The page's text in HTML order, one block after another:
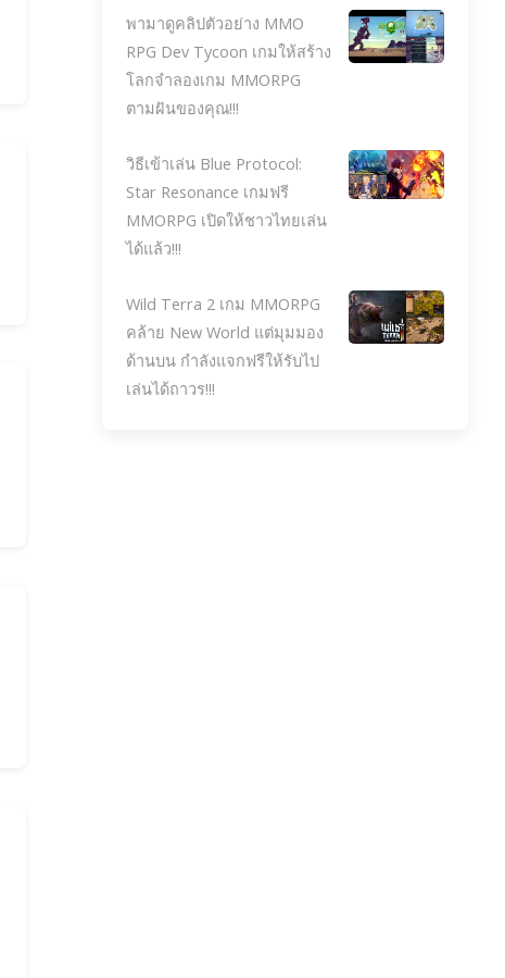
พามาดูคลิปตัวอย่าง MMO
RPG Dev Tycoon เกมให้สร้าง
โลกจำลองเกม MMORPG
ตามฝันของคุณ!!!
วิธีเข้าเล่น Blue Protocol:
Star Resonance เกมฟรี
MMORPG เปิดให้ชาวไทยเล่น
ได้แล้ว!!!
Wild Terra 2 เกม MMORPG
คล้าย New World แต่มุมมอง
ด้านบน กำลังแจกฟรีให้รับไป
เล่นได้ถาวร!!!